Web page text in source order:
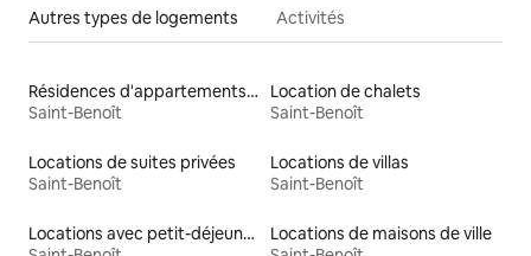
Autres types de logements Activités
Résidences d'appartements en location
Saint-Benoît
Location de chalets
Saint-Benoît
Locations de suites privées
Saint-Benoît
Locations de villas
Saint-Benoît
Locations avec petit-déjeuner
Locations de maisons de ville